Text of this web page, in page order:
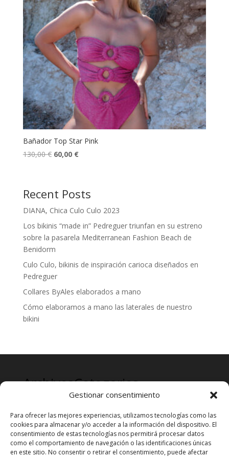
Gestionar consentimiento
Para ofrecer las mejores experiencias, utilizamos tecnologías como las
cookies para almacenar y/o acceder a la información del dispositivo. El
consentimiento de estas tecnologías nos permitirá procesar datos
como el comportamiento de navegación o las identificaciones únicas
en este sitio. No consentir o retirar el consentimiento, puede afectar
Bañador Top Star Pink
130,00€ El
era:
130,00 €.
60,00 €El
es:
60,00 €.
Recent Posts
DIANA, Chica Culo Culo 2023
Los bikinis “made in” Pedreguer triunfan en su estreno
sobre la pasarela Mediterranean Fashion Beach de
Benidorm
Culo Culo, bikinis de inspiración carioca diseñados en
Pedreguer
Collares ByAles elaborados a mano
Cómo elaboramos a mano las laterales de nuestro
bikini
ArchivesCategories
Prensa